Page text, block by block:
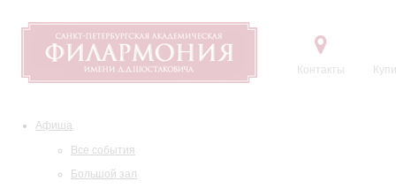
Контакты
Афиша
Все события
Большой зал